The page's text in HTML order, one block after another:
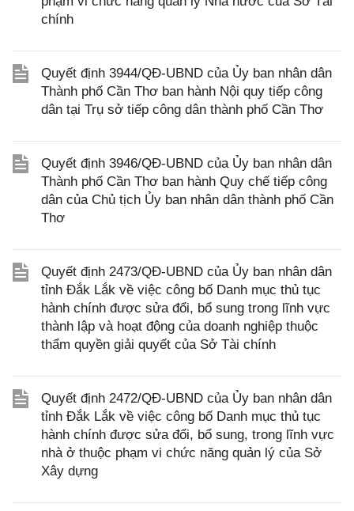
chính
Quyết định 3944/QĐ-UBND của Ủy ban nhân dân
Thành phố Cần Thơ ban hành Nội quy tiếp công
dân tại Trụ sở tiếp công dân thành phố Cần Thơ
Quyết định 3946/QĐ-UBND của Ủy ban nhân dân
Thành phố Cần Thơ ban hành Quy chế tiếp công
dân của Chủ tịch Ủy ban nhân dân thành phố Cần
Thơ
Quyết định 2473/QĐ-UBND của Ủy ban nhân dân
tỉnh Đắk Lắk về việc công bố Danh mục thủ tục
hành chính được sửa đổi, bổ sung trong lĩnh vực
thành lập và hoạt động của doanh nghiệp thuộc
thẩm quyền giải quyết của Sở Tài chính
Quyết định 2472/QĐ-UBND của Ủy ban nhân dân
tỉnh Đắk Lắk về việc công bố Danh mục thủ tục
hành chính được sửa đổi, bổ sung, trong lĩnh vực
nhà ở thuộc phạm vi chức năng quản lý của Sở
Xây dựng